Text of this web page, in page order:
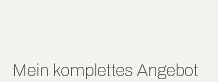
Mein komplettes Angebot